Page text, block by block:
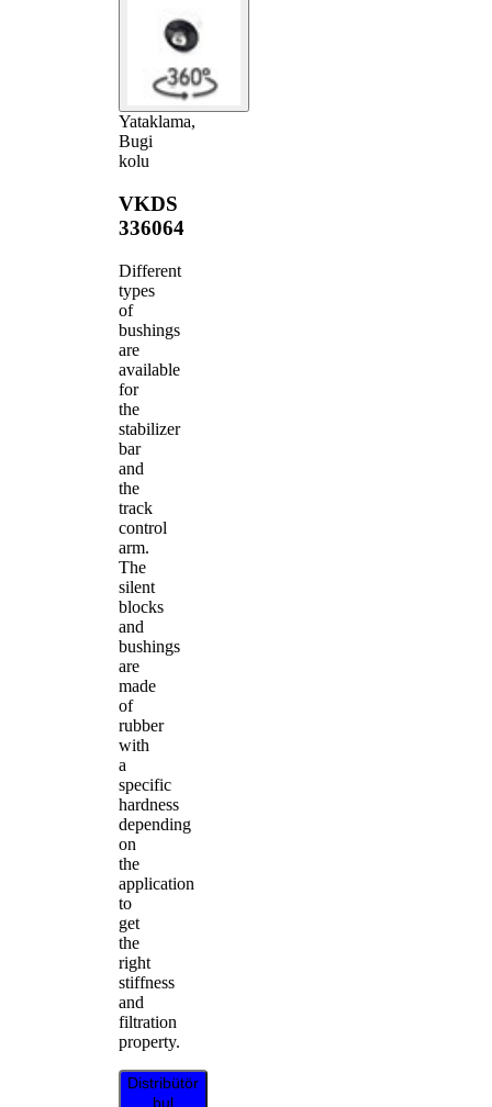
Yataklama,
Bugi
kolu
VKDS
336064
Different
types
of
bushings
are
available
for
the
stabilizer
bar
and
the
track
control
arm.
The
silent
blocks
and
bushings
are
made
of
rubber
with
a
specific
hardness
depending
on
the
application
to
get
the
right
stiffness
and
filtration
property.
Distribütör
bul